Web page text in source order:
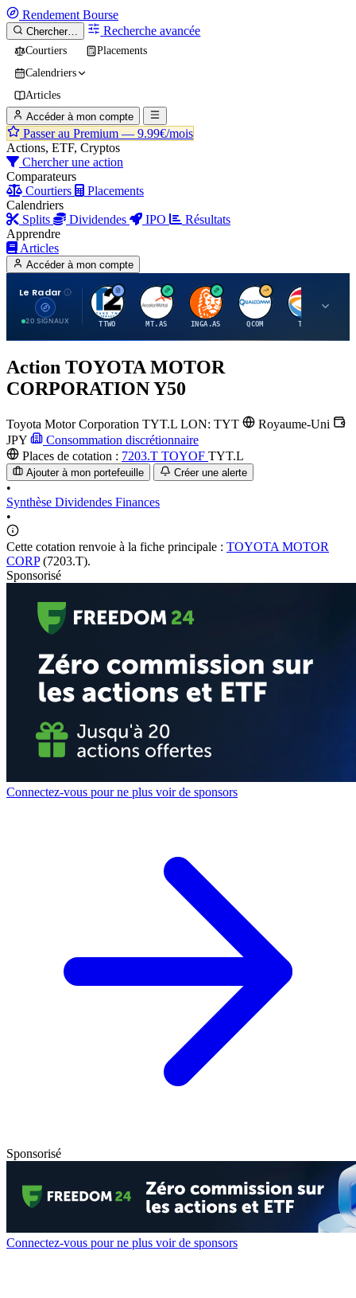
Rendement Bourse
Chercher… Recherche avancée
Courtiers
Placements
Calendriers
Articles
Accéder à mon compte
Passer au Premium — 9.99€/mois
Actions, ETF, Cryptos
Chercher une action
Comparateurs
Courtiers
Placements
Calendriers
Splits
Dividendes IPO
Résultats
Apprendre
Articles
Accéder à mon compte
Le Radar
20 SIGNAUX
T
TTWO
A
MT.AS
I
INGA.AS
Q
QCOM
T
TTE
Action TOYOTA MOTOR
CORPORATION Y50
Toyota Motor Corporation TYT.L LON: TYT
Royaume-Uni
JPY
Consommation discrétionnaire
Places de cotation : 7203.T TOYOF TYT.L
Ajouter à mon portefeuille Créer une alerte
•
Synthèse Dividendes Finances
•
Cette cotation renvoie à la fiche principale : TOYOTA MOTOR
CORP(7203.T).
Sponsorisé
Connectez-vous pour ne plus voir de sponsors
Sponsorisé
Connectez-vous pour ne plus voir de sponsors